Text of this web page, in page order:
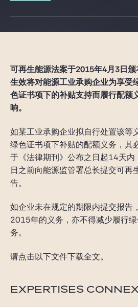
可再生能源法案于2015年4月3日
生效将对能源工业承购企业为享受
色证书项下的补贴支持而履行配额
响。
如某工业承购企业拟自行处置该等
绿色证书项下补贴的配额义务，其
于《法律期刊》公布之日起14天
日之前向能源监管署总长提交可再
告。
如企业未在规定的期限内提交报告
2015年的义务，亦不得减少履行
务。
请点击以下文件下载全文。
EXPERTISES